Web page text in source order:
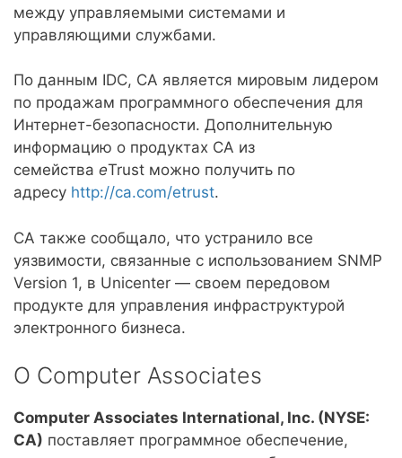
между управляемыми системами и
управляющими службами.
По данным IDC, CA является мировым лидером
по продажам программного обеспечения для
Интернет-безопасности. Дополнительную
информацию о продуктах CA из
семейства eTrust можно получить по
адресу http://ca.com/etrust.
CA также сообщало, что устранило все
уязвимости, связанные с использованием SNMP
Version 1, в Unicenter — своем передовом
продукте для управления инфраструктурой
электронного бизнеса.
O Computer Associates
Computer Associates International, Inc. (NYSE:
CA) поставляет программное обеспечение,